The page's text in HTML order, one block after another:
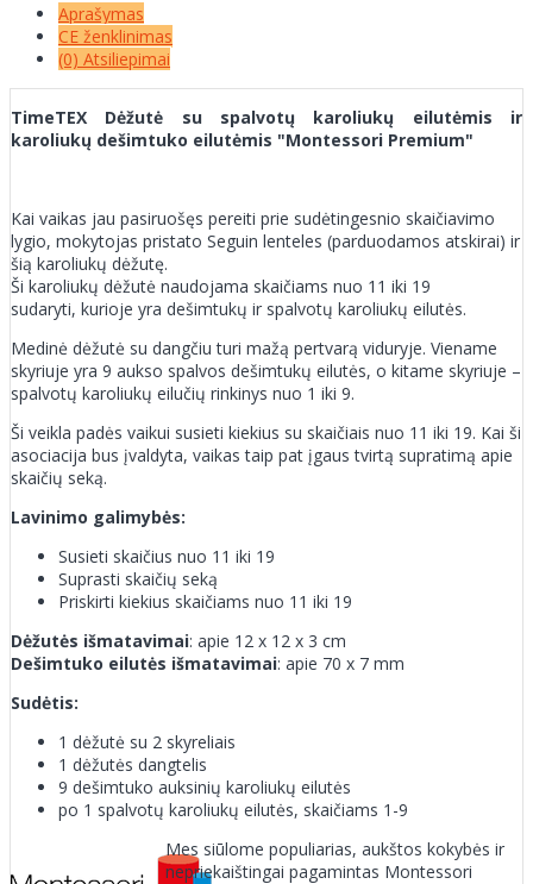
Aprašymas
CE ženklinimas
(0) Atsiliepimai
TimeTEX Dėžutė su spalvotų karoliukų eilutėmis ir
karoliukų dešimtuko eilutėmis "Montessori Premium"
Kai vaikas jau pasiruošęs pereiti prie sudėtingesnio skaičiavimo
lygio, mokytojas pristato Seguin lenteles (parduodamos atskirai) ir
šią karoliukų dėžutę.
Ši karoliukų dėžutė naudojama skaičiams nuo 11 iki 19
sudaryti, kurioje yra dešimtukų ir spalvotų karoliukų eilutės.
Medinė dėžutė su dangčiu turi mažą pertvarą viduryje. Viename
skyriuje yra 9 aukso spalvos dešimtukų eilutės, o kitame skyriuje –
spalvotų karoliukų eilučių rinkinys nuo 1 iki 9.
Ši veikla padės vaikui susieti kiekius su skaičiais nuo 11 iki 19. Kai ši
asociacija bus įvaldyta, vaikas taip pat įgaus tvirtą supratimą apie
skaičių seką.
Lavinimo galimybės:
Susieti skaičius nuo 11 iki 19
Suprasti skaičių seką
Priskirti kiekius skaičiams nuo 11 iki 19
Dėžutės išmatavimai: apie 12 x 12 x 3 cm
Dešimtuko eilutės išmatavimai: apie 70 x 7 mm
Sudėtis:
1 dėžutė su 2 skyreliais
1 dėžutės dangtelis
9 dešimtuko auksinių karoliukų eilutės
po 1 spalvotų karoliukų eilutės, skaičiams 1-9
Mes siūlome populiarias, aukštos kokybės ir
nepriekaištingai pagamintas Montessori